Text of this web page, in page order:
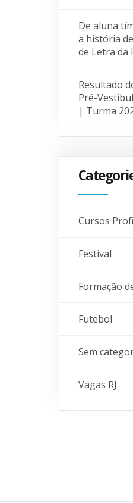
De aluna
a história
de Letra da
Resultado
Pré-
| Turma
Cursos
Festival
Formação
Futebol
Sem
Vagas RJ